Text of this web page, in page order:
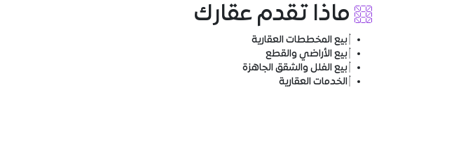
ماذا تقدم عقارك
بيع المخططات العقارية
بيع الأراضي والقطع
بيع الفلل والشقق الجاهزة
الخدمات العقارية